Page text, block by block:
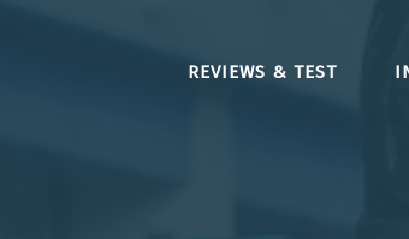
REVIEWS & TEST